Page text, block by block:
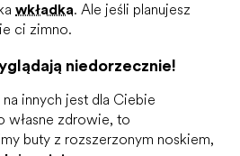
wkładka. Ale jeśli planujesz
ci zimno.
niedorzecznie!
innych jest dla Ciebie
własne zdrowie, to
buty z rozszerzonym noskiem,